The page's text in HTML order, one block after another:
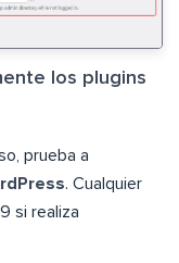
los plugins
prueba a
. Cualquier
si realiza